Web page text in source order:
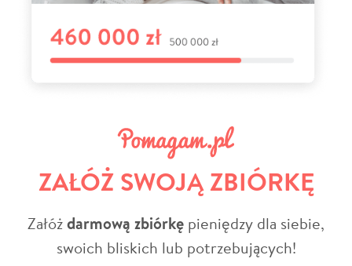
ZAŁÓŻ SWOJĄ ZBIÓRKĘ
Załóżdarmową zbiórkę pieniędzy dla siebie,
swoich bliskich lub potrzebujących!